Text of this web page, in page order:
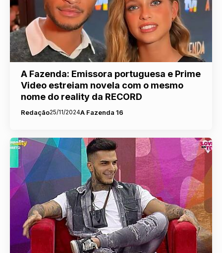
A Fazenda: Emissora portuguesa e Prime
Video estreiam novela com o mesmo
nome do reality da RECORD
Redação25/11/2024A Fazenda 16